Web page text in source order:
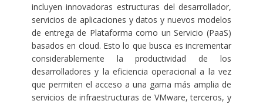
incluyen innovadoras estructuras del desarrollador,
servicios de aplicaciones y datos y nuevos modelos
de entrega de Plataforma como un Servicio (PaaS)
basados en cloud. Esto lo que busca es incrementar
considerablemente la productividad de los
desarrolladores y la eficiencia operacional a la vez
que permiten el acceso a una gama más amplia de
servicios de infraestructuras de VMware, terceros, y